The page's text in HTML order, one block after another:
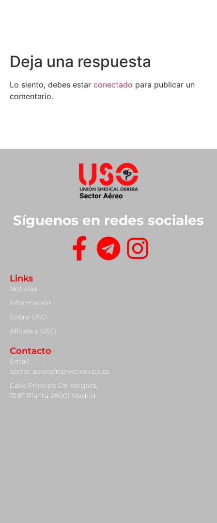
Deja una respuesta
Lo siento, debes estar conectado para publicar un
comentario.
Síguenos en redes sociales
Links
Noticias
Información
Sobre USO
Afiliate a USO
Contacto
Email:
sector.aereo@servicios.uso.es
Calle Príncipe De Vergara,
13 6º Planta 28001 Madrid